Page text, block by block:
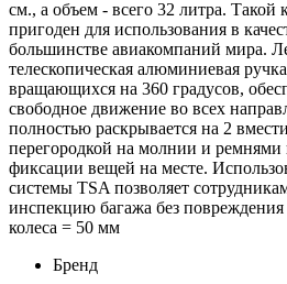
см., а объем - всего 32 литра. Такой
пригоден для использования в
большинстве авиакомпаний мира.
телескопическая алюминиевая
вращающихся на 360 градусов,
свободное движение во всех
полностью раскрывается на 2
перегородкой на молнии и
фиксации вещей на месте.
системы TSA позволяет
инспекцию багажа без
колеса = 50 мм
Бренд